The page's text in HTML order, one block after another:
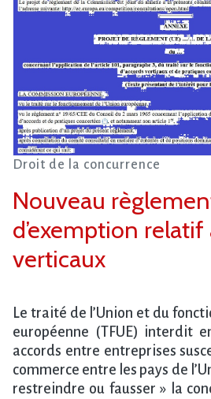
Droit de la concurrence
Nouveau
d’exemption relatif
verticaux
Le traité de l’Union et du
européenne (TFUE) interdit
accords entre entreprises
commerce entre les pays de
restreindre ou fausser » la